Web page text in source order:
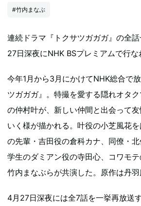
#竹内まなぶ
連続ドラマ『トクサツガガガ』の全
27日深夜にNHK BSプレミアムで行な
今年1月から3月にかけてNHK総合で
ツガガガ』。特撮を愛する隠れオタ
の仲村叶が、新しい仲間と出会って
いく様が描かれる。叶役の小芝風花
の先輩・吉田役の倉科カナ、同僚・
学生のダミアン役の寺田心、コワモ
竹内まなぶらが共演した。原作は丹羽
4月27日深夜には全7話を一挙再放送